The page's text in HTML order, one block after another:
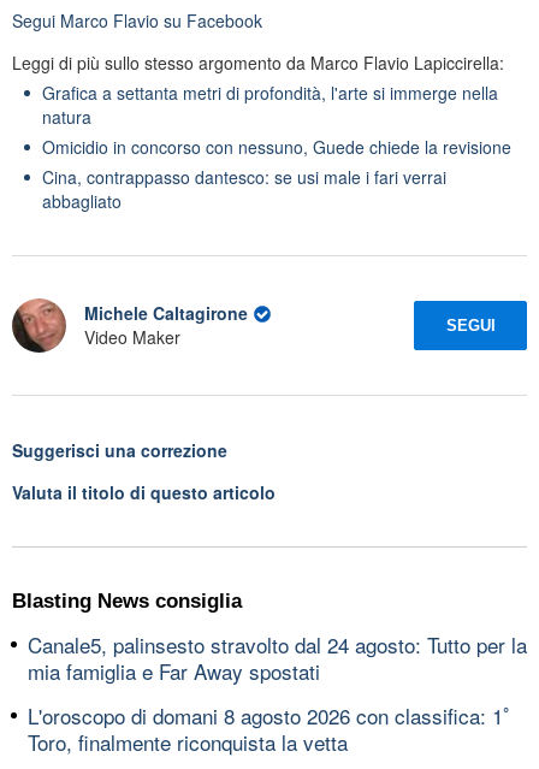
Segui Marco Flavio su Facebook
Leggi di più sullo stesso argomento da Marco Flavio Lapiccirella:
Grafica a settanta metri di profondità, l'arte si immerge nella
natura
Omicidio in concorso con nessuno, Guede chiede la revisione
Cina, contrappasso dantesco: se usi male i fari verrai
abbagliato
Michele Caltagirone
Video Maker
SEGUI
Suggerisci una correzione
Valuta il titolo di questo articolo
Blasting News consiglia
Canale5, palinsesto stravolto dal 24 agosto: Tutto per la
mia famiglia e Far Away spostati
L'oroscopo di domani 8 agosto 2026 con classifica: 1ﾟ
Toro, finalmente riconquista la vetta